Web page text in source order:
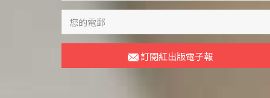
訂閱紅出版電子報